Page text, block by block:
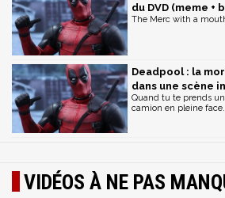
du DVD (meme +
The Merc with a
Deadpool : la
dans une scène
Quand tu te prends un
camion en pleine face...
VIDÉOS À NE PAS